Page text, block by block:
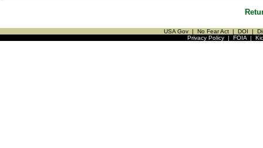
USA Gov | No Fear Act | DOI |
Privacy Policy| FOIA|